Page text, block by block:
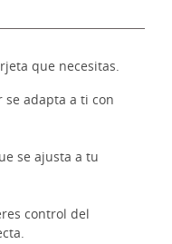
que necesitas.
adapta a ti con
se ajusta a tu
control del